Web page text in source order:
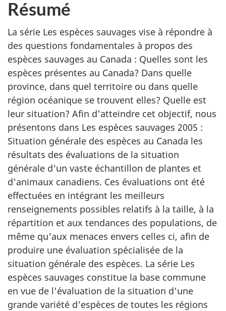
Résumé
La série Les espèces sauvages vise à répondre à
des questions fondamentales à propos des
espèces sauvages au Canada : Quelles sont les
espèces présentes au Canada? Dans quelle
province, dans quel territoire ou dans quelle
région océanique se trouvent elles? Quelle est
leur situation? Afin d'atteindre cet objectif, nous
présentons dans Les espèces sauvages 2005 :
Situation générale des espèces au Canada les
résultats des évaluations de la situation
générale d'un vaste échantillon de plantes et
d'animaux canadiens. Ces évaluations ont été
effectuées en intégrant les meilleurs
renseignements possibles relatifs à la taille, à la
répartition et aux tendances des populations, de
même qu'aux menaces envers celles ci, afin de
produire une évaluation spécialisée de la
situation générale des espèces. La série Les
espèces sauvages constitue la base commune
en vue de l'évaluation de la situation d'une
grande variété d'espèces de toutes les régions